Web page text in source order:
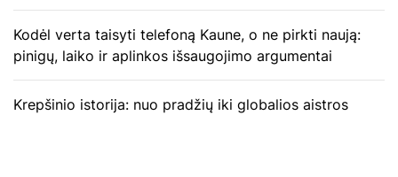
Kodėl verta taisyti telefoną Kaune, o ne pirkti naują:
pinigų, laiko ir aplinkos išsaugojimo argumentai
Krepšinio istorija: nuo pradžių iki globalios aistros